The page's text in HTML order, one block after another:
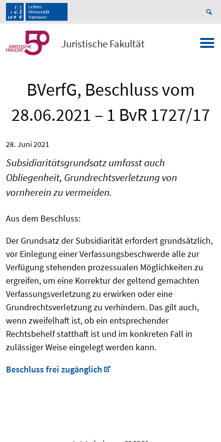
Juristische Fakultät
BVerfG, Beschluss vom
28.06.2021 – 1 BvR 1727/17
28. Juni 2021
Subsidiaritätsgrundsatz umfasst auch
Obliegenheit, Grundrechtsverletzung von
vornherein zu vermeiden.
Aus dem Beschluss:
Der Grundsatz der Subsidiarität erfordert grundsätzlich,
vor Einlegung einer Verfassungsbeschwerde alle zur
Verfügung stehenden prozessualen Möglichkeiten zu
ergreifen, um eine Korrektur der geltend gemachten
Verfassungsverletzung zu erwirken oder eine
Grundrechtsverletzung zu verhindern. Das gilt auch,
wenn zweifelhaft ist, ob ein entsprechender
Rechtsbehelf statthaft ist und im konkreten Fall in
zulässiger Weise eingelegt werden kann.
Beschluss frei zugänglich